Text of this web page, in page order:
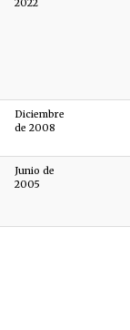
2022
Diciembre
de 2008
Junio de
2005